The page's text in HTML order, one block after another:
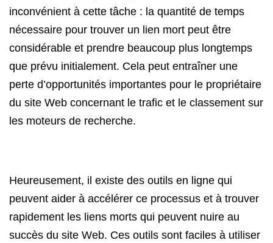
inconvénient à cette tâche : la quantité de temps
nécessaire pour trouver un lien mort peut être
considérable et prendre beaucoup plus longtemps
que prévu initialement. Cela peut entraîner une
perte d’opportunités importantes pour le propriétaire
du site Web concernant le trafic et le classement sur
les moteurs de recherche.
Heureusement, il existe des outils en ligne qui
peuvent aider à accélérer ce processus et à trouver
rapidement les liens morts qui peuvent nuire au
succès du site Web. Ces outils sont faciles à utiliser